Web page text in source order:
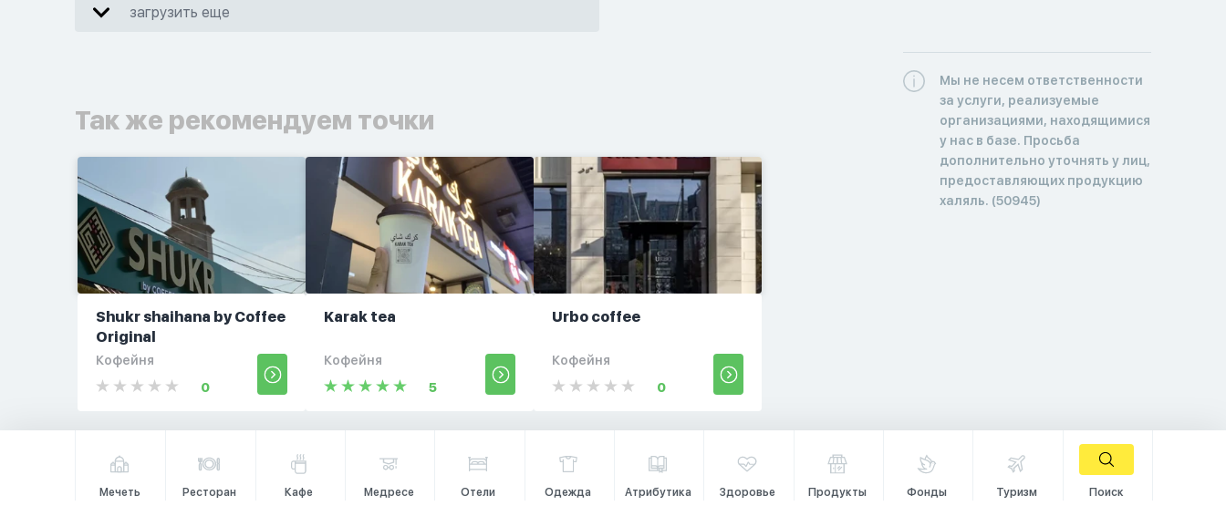
загрузить еще
Так же рекомендуем точки
Shukr shaihana by Coffee
Original
Кофейня
0
Karak tea
Кофейня
5
Urbo coffee
Кофейня
0
Мы не несем ответственности
за услуги, реализуемые
организациями, находящимися
у нас в базе. Просьба
дополнительно уточнять у лиц,
предоставляющих продукцию
халяль. (50945)
Мечеть Ресторан Кафе Медресе Отели Одежда Атрибутика Здоровье Продукты Фонды Туризм Поиск